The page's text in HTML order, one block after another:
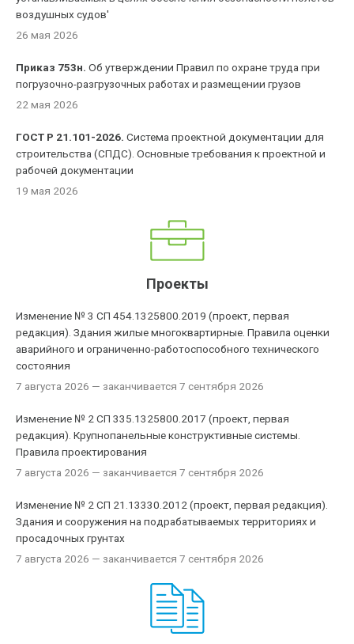
воздушных судов'
26 мая 2026
Приказ 753н. Об утверждении Правил по охране труда при
погрузочно-разгрузочных работах и размещении грузов
22 мая 2026
ГОСТ Р 21.101-2026. Система проектной документации для
строительства (СПДС). Основные требования к проектной и
рабочей документации
19 мая 2026
Проекты
Изменение № 3 СП 454.1325800.2019 (проект, первая
редакция). Здания жилые многоквартирные. Правила оценки
аварийного и ограниченно-работоспособного технического
состояния
7 августа 2026 — заканчивается 7 сентября 2026
Изменение № 2 СП 335.1325800.2017 (проект, первая
редакция). Крупнопанельные конструктивные системы.
Правила проектирования
7 августа 2026 — заканчивается 7 сентября 2026
Изменение № 2 СП 21.13330.2012 (проект, первая редакция).
Здания и сооружения на подрабатываемых территориях и
просадочных грунтах
7 августа 2026 — заканчивается 7 сентября 2026